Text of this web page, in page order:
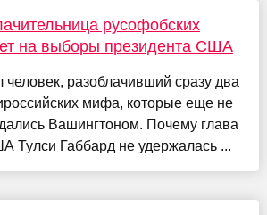
русофобских
на выборы президента США
человек, разоблачивший сразу два
мифа, которые еще не
Вашингтоном. Почему глава
Тулси Габбард не удержалась ...